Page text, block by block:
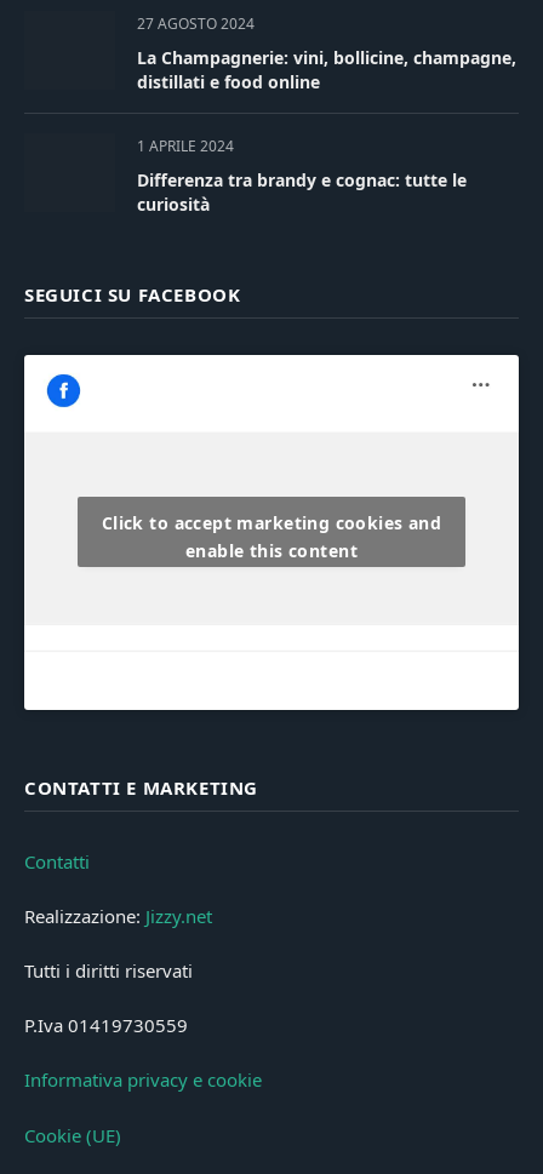
27 AGOSTO 2024
La Champagnerie: vini, bollicine, champagne,
distillati e food online
1 APRILE 2024
Differenza tra brandy e cognac: tutte le
curiosità
SEGUICI SU FACEBOOK
Click to accept marketing cookies and
enable this content
CONTATTI E MARKETING
Contatti
Realizzazione: Jizzy.net
Tutti i diritti riservati
P.Iva 01419730559
Informativa privacy e cookie
Cookie (UE)